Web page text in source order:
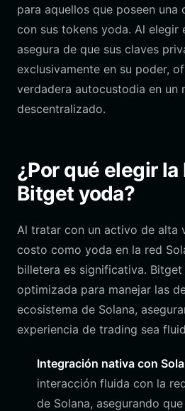
para aquellos que poseen
con sus tokens yoda. Al elegir
asegura de que sus claves
exclusivamente en su poder,
verdadera autocustodia en un
descentralizado.
¿Por qué elegir
Bitget yoda?
Al tratar con un activo de alta
costo como yoda en la red
billetera es significativa. Bitget
optimizada para manejar las
ecosistema de Solana,
experiencia de trading sea
Integración nativa con
interacción fluida con la
de Solana, asegurando